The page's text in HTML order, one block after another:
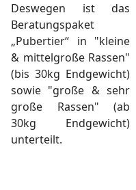
Deswegen ist das
Beratungspaket
„Pubertier“ in "kleine
& mittelgroße Rassen"
(bis 30kg Endgewicht)
sowie "große & sehr
große Rassen" (ab
30kg Endgewicht)
unterteilt.